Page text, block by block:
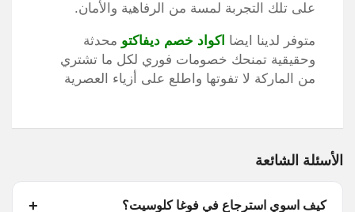
على تلك التجربة لمسة من الرفاهية والأمان.
متوفر لدينا ايضا اكواد خصم ديفاكتو محدثة
وحقيقية تمنحك خصومات فوري لكل ما تشتري
من الماركة لا تفوتها واطلع على أزياء العصرية
الأسئلة الشائعة
كيف اسوي استرجاع في فوغا كلوسيت؟